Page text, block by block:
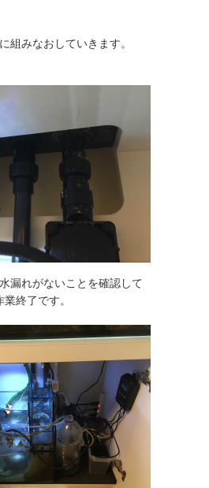
組みなおしていきます。
漏れがないことを確認して
業終了です。